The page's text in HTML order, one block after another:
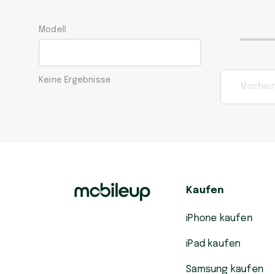
Modell
Keine Ergebnisse
Kaufen
iPhone kaufen
iPad kaufen
Samsung kaufen